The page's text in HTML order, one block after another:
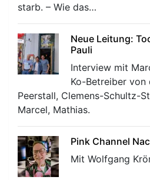
starb. – Wie das…
Neue Leitung:
Pauli
Interview mit
Ko-Betreiber von
Peerstall, Clemens-Schultz-
Marcel, Mathias.
Pink Channel
Mit Wolfgang